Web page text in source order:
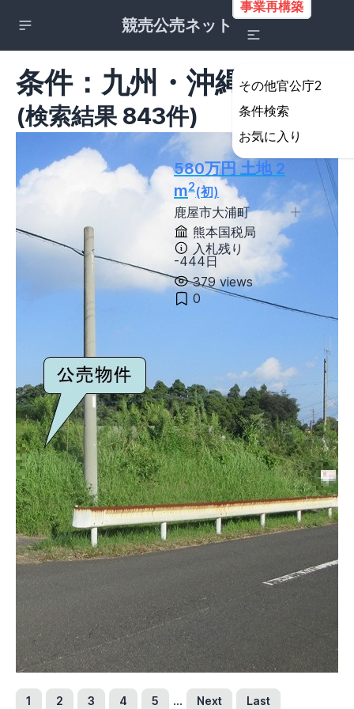
競売公売ネット
事業再構築
その他官公庁2
条件検索
お気に入り
詳細検索の条件設定
所在地
すべて
青森県 岩手県 宮城県
山形県 福島県
関東地方
茨城県 栃木県 群馬県
新潟県 福井県
山梨県 長野県
東海地方
岐阜県
静岡県 愛知県 三重県
関西地方
滋賀県
京都府 大阪府 兵庫県
奈良県 和歌山県
中国地方
鳥取県
島根県 岡山県
徳島県
香川県 愛媛県 高知県
九州・沖縄地方
福岡県 佐賀県 長崎県 熊本県
大分県 宮崎県 鹿児島県
条件：九州・沖縄地方
(検索結果 843件)
580万円 土地 2
m2(初)
鹿屋市大浦町
熊本国税局
入札残り
-444日
379 views
0
1 2 3 4 5 ... Next Last